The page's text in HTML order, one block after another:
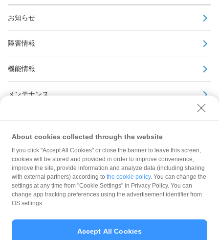
お知らせ
障害情報
機能情報
メンテナンス
規約
ガイドライン
About cookies collected through the website
If you click "Accept All Cookies" or close the banner to leave this screen,
cookies will be stored and provided in order to improve convenience,
improve the site, provide information and analyze data (including sharing
with external partners) according to the cookie policy. You can change the
settings at any time from "Cookie Settings" in Privacy Policy. You can
change app tracking preferences using the advertisement identifier from
OS settings.
Accept All Cookies